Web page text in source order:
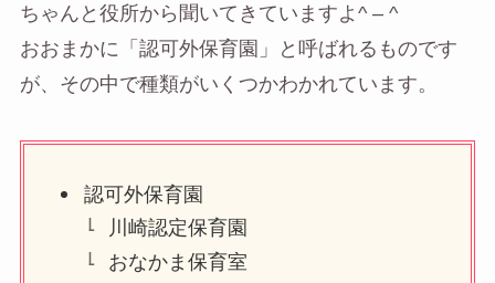
ちゃんと役所から聞いてきていますよ^ – ^
おおまかに「認可外保育園」と呼ばれるものです
が、その中で種類がいくつかわかれています。
認可外保育園
川崎認定保育園
おなかま保育室